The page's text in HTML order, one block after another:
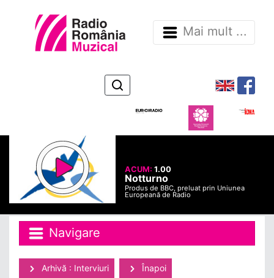
Mai mult ...
ACUM:1.00
Notturno
Produs de BBC, preluat prin Uniunea
Europeană de Radio
Navigare
Arhivă : Interviuri Înapoi